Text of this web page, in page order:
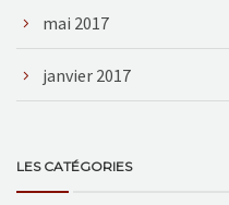
mai 2017
janvier 2017
LES CATÉGORIES